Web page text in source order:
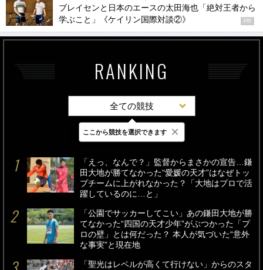
ブレイセンと日本のエースの太田海也「絶対王者から
学ぶこと」《ケイリン国際対談②》
PR
RANKING
全ての競技
最新 24時間 週間
「えっ、なんで？」監督からまさかの宣告…鎌
田大地が勝てなかった“愛媛の天才”はなぜトッ
プチームに上がれなかった？「大地はプロで活
躍しているのに…と」
「公園でサッカーしてこい」あの鎌田大地が勝
てなかった“四国の天才少年”がぶつかった「プ
ロの壁」とは何だった？ 本人が気づいた“意外
な事実”と現在地
「聖光はレベルが高くて行けない」からのスタ
ここから競技を選択できます ×